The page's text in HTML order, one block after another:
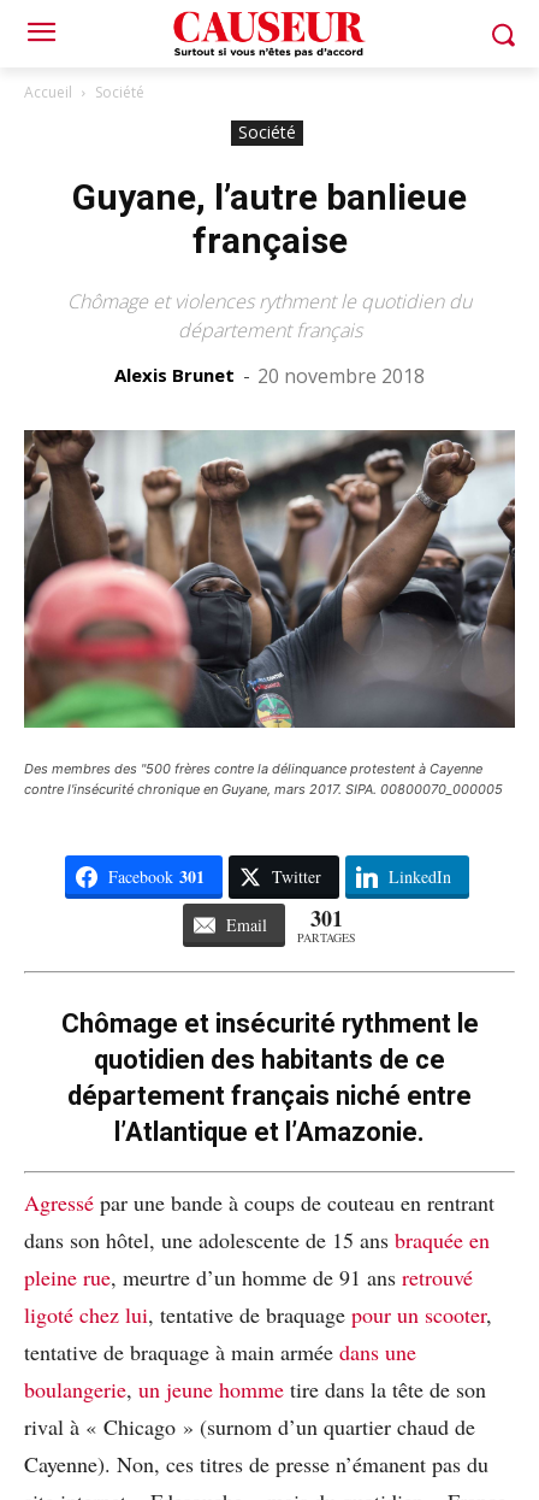
Accueil Société
Société
Guyane, l’autre banlieue
française
Chômage et violences rythment le quotidien du
département français
Alexis Brunet - 20 novembre 2018
Des membres des "500 frères contre la délinquance protestent à Cayenne
contre l'insécurité chronique en Guyane, mars 2017. SIPA. 00800070_000005
Facebook 301 Twitter LinkedIn
Email 301
PARTAGES
Chômage et insécurité rythment le
quotidien des habitants de ce
département français niché entre
l’Atlantique et l’Amazonie.
Agressé par une bande à coups de couteau en rentrant
dans son hôtel, une adolescente de 15 ans braquée en
pleine rue, meurtre d’un homme de 91 ans retrouvé
ligoté chez lui, tentative de braquage pour un scooter,
tentative de braquage à main armée dans une
boulangerie, un jeune homme tire dans la tête de son
rival à « Chicago » (surnom d’un quartier chaud de
Cayenne). Non, ces titres de presse n’émanent pas du